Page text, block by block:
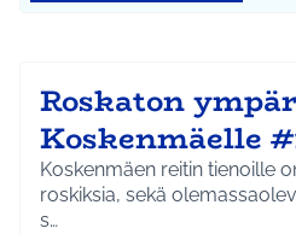
Roskaton
Koskenmäelle
Koskenmäen reitin tienoille
roskiksia, sekä
s…